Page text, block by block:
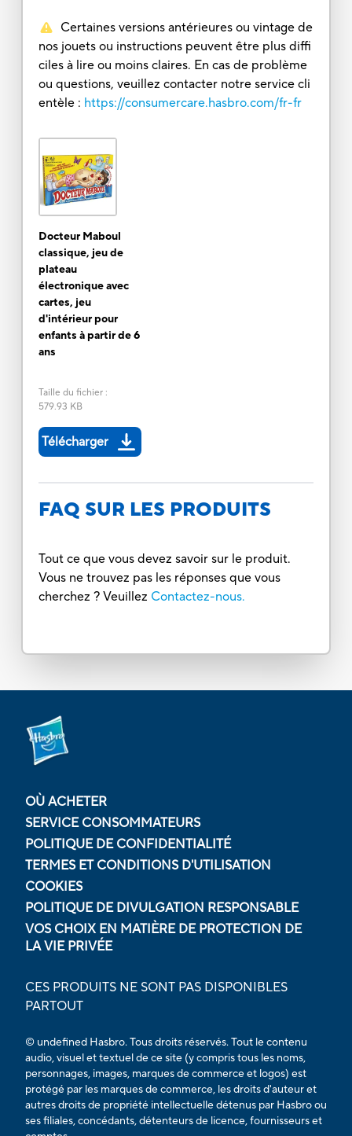
Certaines versions antérieures ou vintage de
nos jouets ou instructions peuvent être plus diffi
ciles à lire ou moins claires. En cas de problème
ou questions, veuillez contacter notre service cli
entèle : https://consumercare.hasbro.com/fr-fr
Docteur Maboul
classique, jeu de
plateau
électronique avec
cartes, jeu
d'intérieur pour
enfants à partir de 6
ans
Taille du fichier:
579.93 KB
Télécharger
FAQ SUR LES PRODUITS
Tout ce que vous devez savoir sur le produit.
Vous ne trouvez pas les réponses que vous
cherchez ? Veuillez Contactez-nous.
OÙ ACHETER
SERVICE CONSOMMATEURS
POLITIQUE DE CONFIDENTIALITÉ
TERMES ET CONDITIONS D'UTILISATION
COOKIES
POLITIQUE DE DIVULGATION RESPONSABLE
VOS CHOIX EN MATIÈRE DE PROTECTION DE
LA VIE PRIVÉE
CES PRODUITS NE SONT PAS DISPONIBLES
PARTOUT
© undefined Hasbro. Tous droits réservés. Tout le contenu
audio, visuel et textuel de ce site (y compris tous les noms,
personnages, images, marques de commerce et logos) est
protégé par les marques de commerce, les droits d'auteur et
autres droits de propriété intellectuelle détenus par Hasbro ou
ses filiales, concédants, détenteurs de licence, fournisseurs et